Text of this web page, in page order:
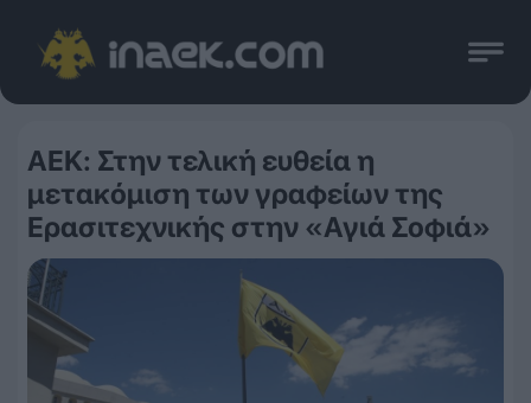
ΑΕΚ: Στην τελική ευθεία η
μετακόμιση των γραφείων της
Ερασιτεχνικής στην «Αγιά Σοφιά»